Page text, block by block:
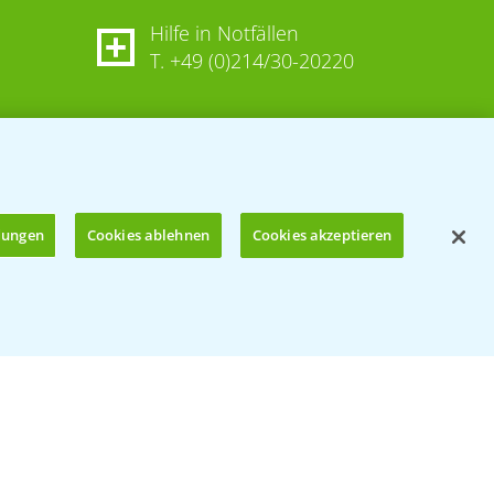
Hilfe in Notfällen
T. +49 (0)214/30-20220
Cookies ablehnen Cookies akzeptieren